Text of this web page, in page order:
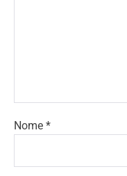
Nome *